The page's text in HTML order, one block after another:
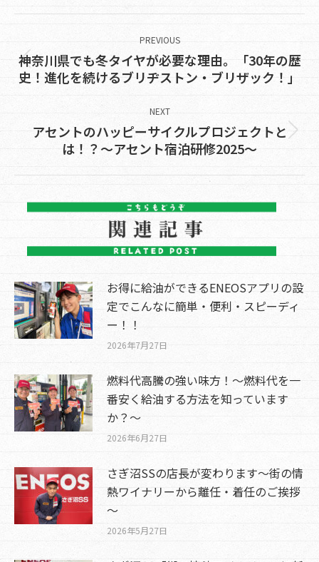
Post
navigation
PREVIOUS
Previous
post:
神奈川県でも冬タイヤが必要な理由。「30年の歴
史！進化を続けるブリヂストン・ブリザック！」
NEXT
Next
post:
アセントのハッピーサイクルプロジェクトと
は！？～アセント宿泊研修2025～
お得に給油ができるENEOSアプリの設
定でこんなに簡単・便利・スピーディ
ー！！
2026年7月27日
燃料代高騰の強い味方！～燃料代を一
番安く給油する方法を知っています
か？～
2026年6月27日
さぎ沼SSの店長が変わります～街の情
熱ワイナリーから離任・着任のご挨拶
～
2026年5月27日